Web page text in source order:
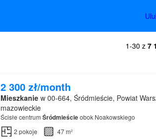
1-30 z 7
2 300 zł/month
Mieszkaniew 00-664, Śródmieście, Powiat
mazowieckie
Ścisłe centrum Śródmieścieobok Noakowskiego
2 pokoje
47 m²